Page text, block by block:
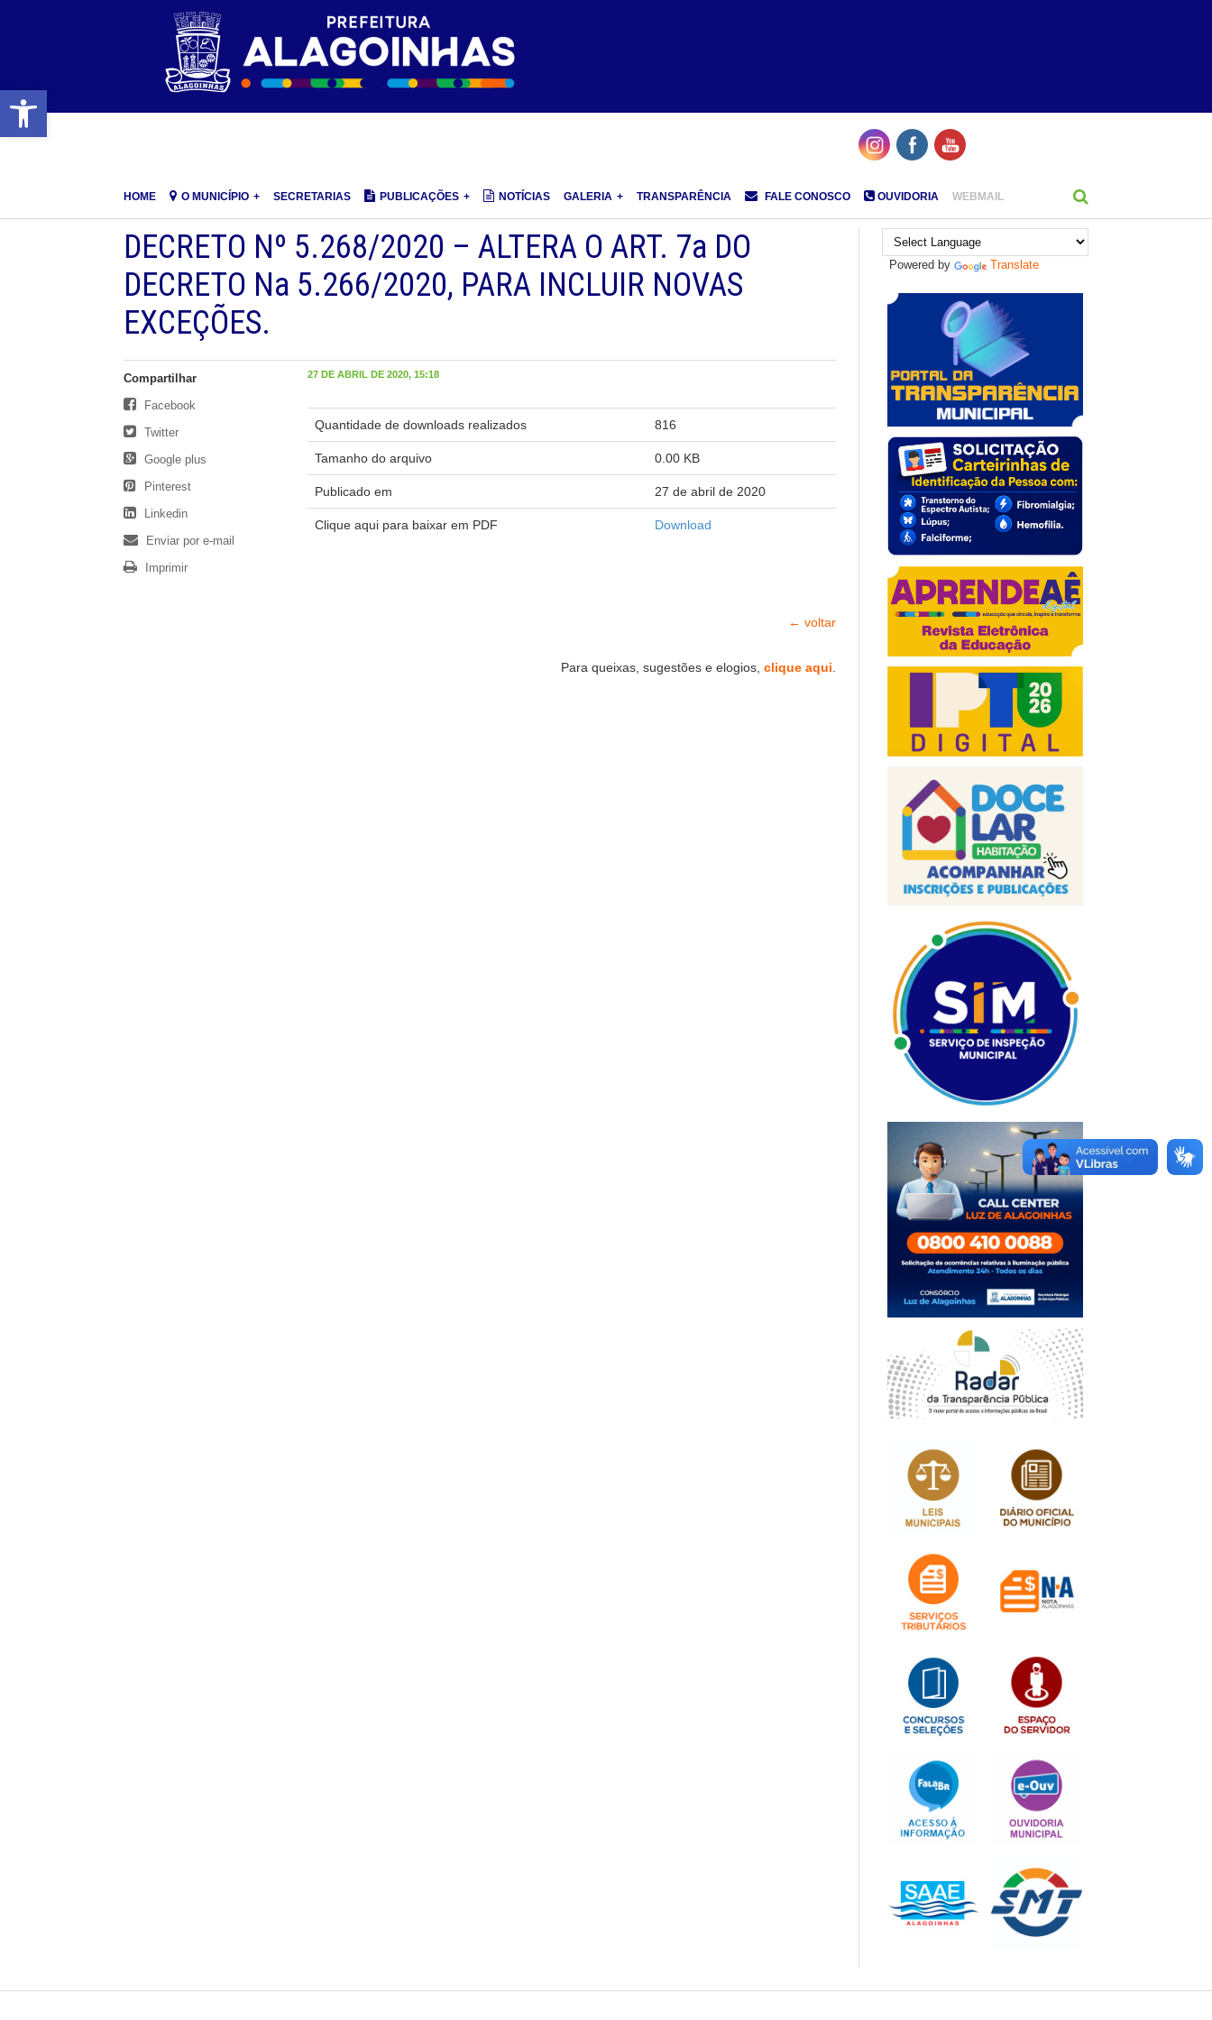
Barra de Ferramentas Aberta
HOME O MUNICÍPIO SECRETARIAS PUBLICAÇÕES NOTÍCIAS GALERIA TRANSPARÊNCIA FALE CONOSCO OUVIDORIA WEBMAIL
DECRETO Nº 5.268/2020 – ALTERA O ART. 7a DO
DECRETO Na 5.266/2020, PARA INCLUIR NOVAS
EXCEÇÕES.
27 DE ABRIL DE 2020, 15:18
Quantidade de downloads realizados 816
Tamanho do arquivo 0.00 KB
Publicado em 27 de abril de 2020
Clique aqui para baixar em PDF Download
← voltar
Para queixas, sugestões e elogios, clique aqui.
Compartilhar
Facebook
Twitter
Google plus
Pinterest
Linkedin
Enviar por e-mail
Imprimir
Powered by Translate